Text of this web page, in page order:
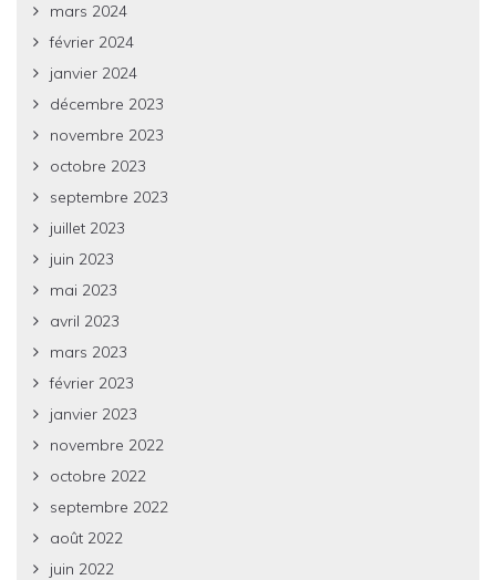
mars 2024
février 2024
janvier 2024
décembre 2023
novembre 2023
octobre 2023
septembre 2023
juillet 2023
juin 2023
mai 2023
avril 2023
mars 2023
février 2023
janvier 2023
novembre 2022
octobre 2022
septembre 2022
août 2022
juin 2022